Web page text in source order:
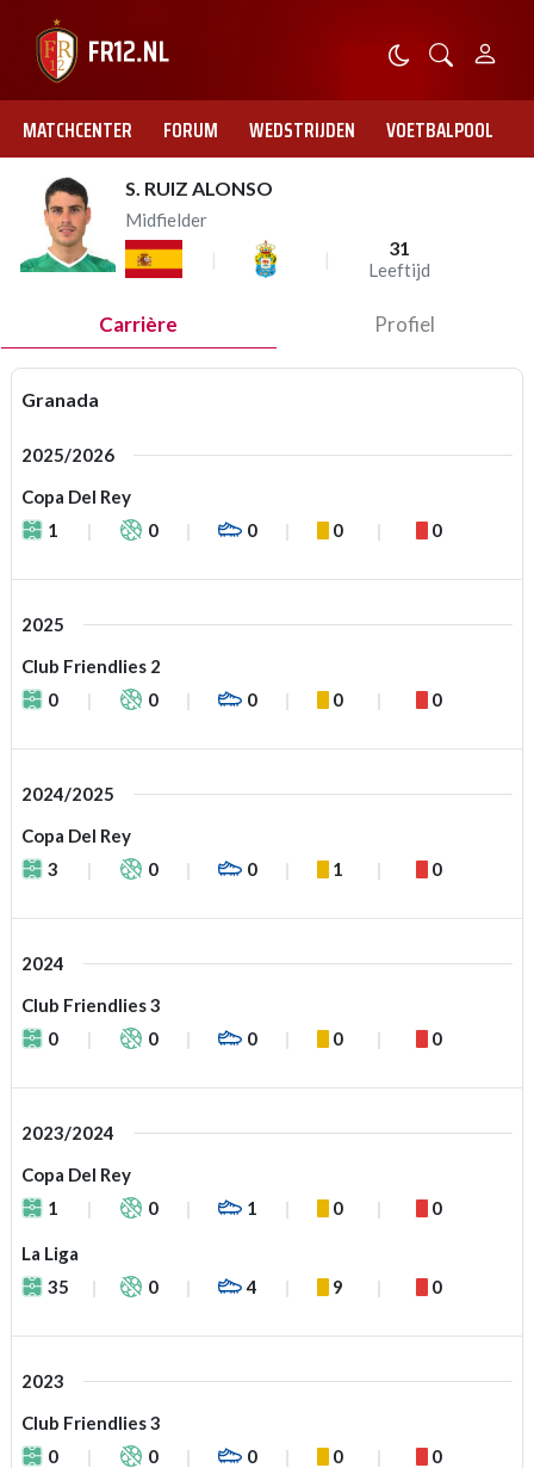
MATCHCENTER FORUM WEDSTRIJDEN VOETBALPOOL
S. RUIZ ALONSO
Midfielder
31
Leeftijd
Carrière Profiel
Granada
2025/2026
Copa Del Rey
1
0 0 0 0
2025
Club Friendlies 2
0
0 0 0 0
2024/2025
Copa Del Rey
3
0 0 1 0
2024
Club Friendlies 3
0
0 0 0 0
2023/2024
Copa Del Rey
1
0 1 0 0
La Liga
35
0 4 9 0
2023
Club Friendlies 3
0
0 0 0 0